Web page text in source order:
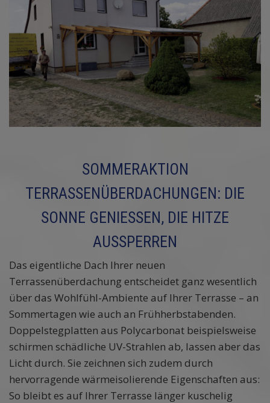
SOMMERAKTION
TERRASSENÜBERDACHUNGEN: DIE
SONNE GENIESSEN, DIE HITZE A
USSPERREN
Das eigentliche Dach Ihrer neuen
Terrassenüberdachung entscheidet ganz wesentlich
über das Wohlfühl-Ambiente auf Ihrer Terrasse – an
Sommertagen wie auch an Frühherbstabenden.
Doppelstegplatten aus Polycarbonat beispielsweise
schirmen schädliche UV-Strahlen ab, lassen aber das
Licht durch. Sie zeichnen sich zudem durch
hervorragende wärmeisolierende Eigenschaften aus:
So bleibt es auf Ihrer Terrasse länger kuschelig